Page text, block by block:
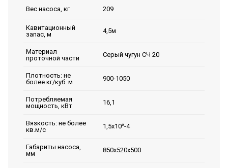
Вес насоса, кг 209
Кавитационный
запас, м
4,5м
Материал
проточной части
Серый чугун СЧ 20
Плотность: не
более кг/куб. м
900-1050
Потребляемая
мощность, кВт
16,1
Вязкость: не более
кв.м/с
1,5х10^-4
Габариты насоса,
мм
850х520х500